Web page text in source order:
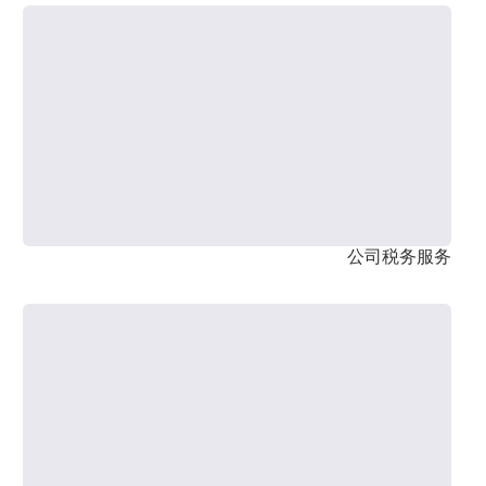
公司税务服务